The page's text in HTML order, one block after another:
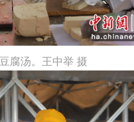
腐汤。王中举 摄